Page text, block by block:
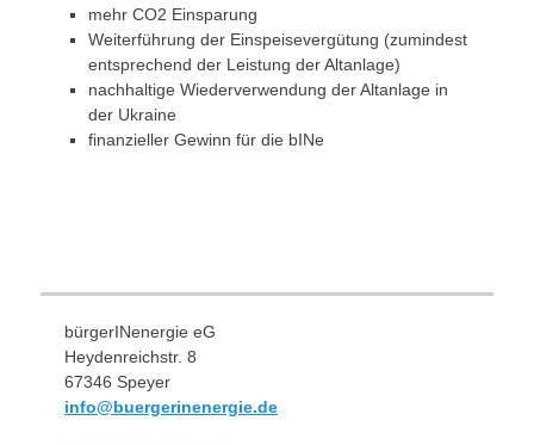
mehr CO2 Einsparung
Weiterführung der Einspeisevergütung (zumindest
entsprechend der Leistung der Altanlage)
nachhaltige Wiederverwendung der Altanlage in
der Ukraine
finanzieller Gewinn für die bINe
bürgerINenergie eG
Heydenreichstr. 8
67346 Speyer
info@buergerinenergie.de